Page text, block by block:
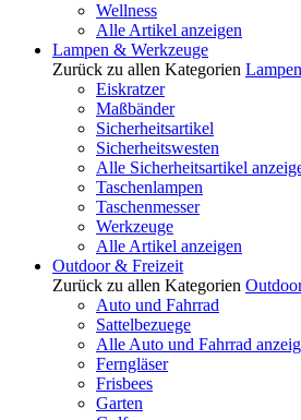
Wellness
Alle Artikel anzeigen
Lampen & Werkzeuge
Zurück zu allen Kategorien
Eiskratzer
Maßbänder
Sicherheitsartikel
Sicherheitswesten
Alle Sicherheitsartikel
Taschenlampen
Taschenmesser
Werkzeuge
Alle Artikel anzeigen
Outdoor & Freizeit
Zurück zu allen Kategorien
Auto und Fahrrad
Sattelbezuege
Alle Auto und Fahrrad
Ferngläser
Frisbees
Garten